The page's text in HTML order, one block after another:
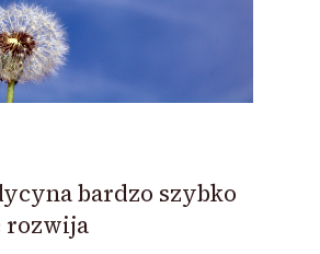
bardzo szybko
rozwija